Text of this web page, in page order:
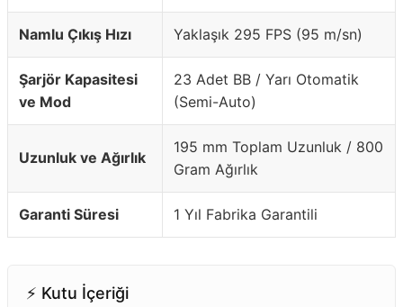
Namlu Çıkış Hızı Yaklaşık 295 FPS (95 m/sn)
Şarjör Kapasitesi
ve Mod
23 Adet BB / Yarı Otomatik
(Semi-Auto)
Uzunluk ve Ağırlık
195 mm Toplam Uzunluk / 800
Gram Ağırlık
Garanti Süresi 1 Yıl Fabrika Garantili
⚡️ Kutu İçeriği